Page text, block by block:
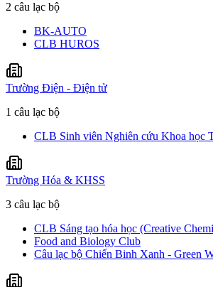
2 câu lạc bộ
BK-AUTO
CLB HUROS
Trường Điện - Điện tử
1 câu lạc bộ
CLB Sinh viên Nghiên cứu Khoa học
Trường Hóa & KHSS
3 câu lạc bộ
CLB Sáng tạo hóa học (Creative
Food and Biology Club
Câu lạc bộ Chiến Binh Xanh - Green